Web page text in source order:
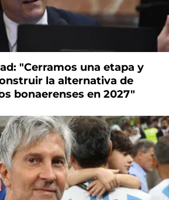
"Cerramos una etapa y
la alternativa de
bonaerenses en 2027"